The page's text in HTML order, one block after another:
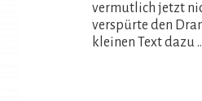
vermutlich jetzt
verspürte den
kleinen Text dazu